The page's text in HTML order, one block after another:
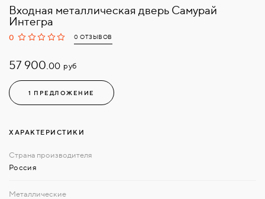
Входная металлическая дверь Самурай
Интегра
0 0 ОТЗЫВОВ
57 900.00 руб
1 ПРЕДЛОЖЕНИЕ
ХАРАКТЕРИСТИКИ
Россия